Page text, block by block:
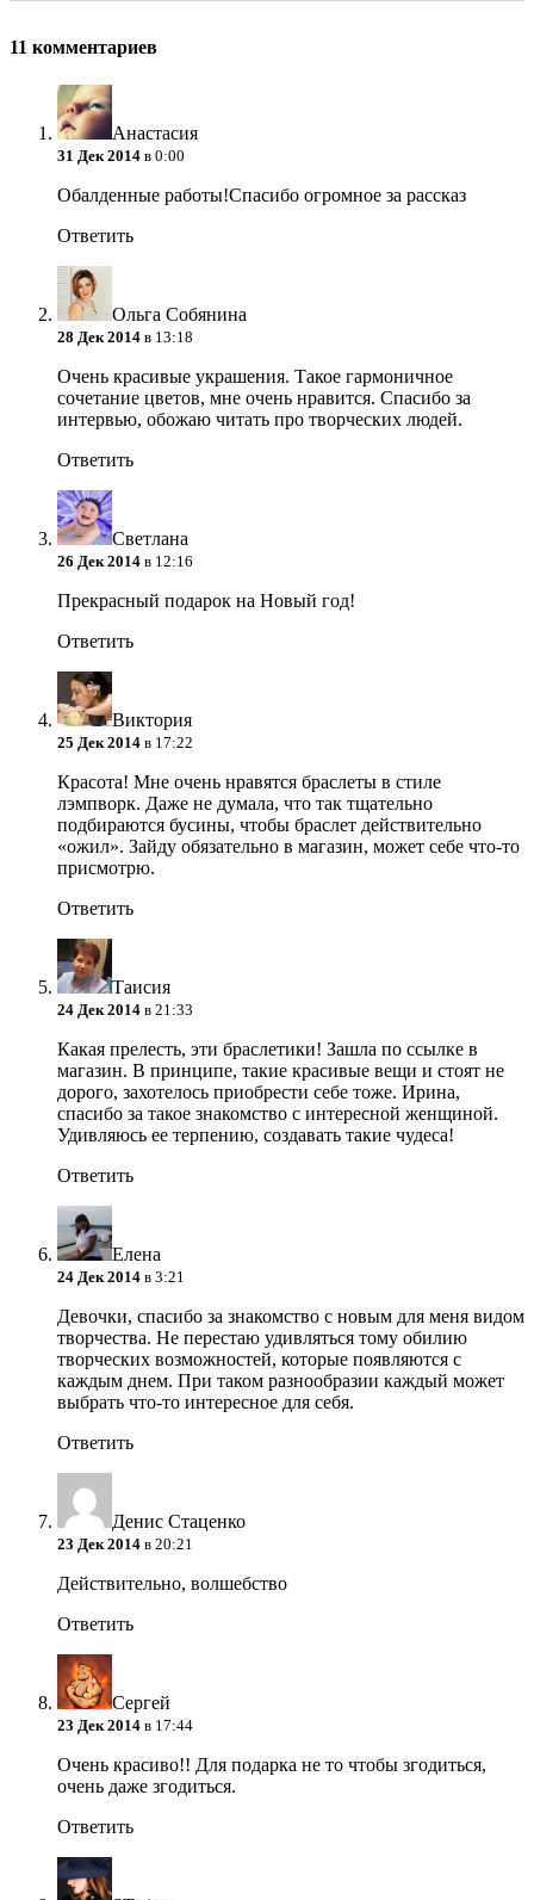
11 комментариев
Анастасия
31 Дек 2014 в 0:00
Обалденные работы!Спасибо огромное за рассказ
Ответить
Ольга Собянина
28 Дек 2014 в 13:18
Очень красивые украшения. Такое гармоничное
сочетание цветов, мне очень нравится. Спасибо за
интервью, обожаю читать про творческих людей.
Ответить
Светлана
26 Дек 2014 в 12:16
Прекрасный подарок на Новый год!
Ответить
Виктория
25 Дек 2014 в 17:22
Красота! Мне очень нравятся браслеты в стиле
лэмпворк. Даже не думала, что так тщательно
подбираются бусины, чтобы браслет действительно
«ожил». Зайду обязательно в магазин, может себе что-то
присмотрю.
Ответить
Таисия
24 Дек 2014 в 21:33
Какая прелесть, эти браслетики! Зашла по ссылке в
магазин. В принципе, такие красивые вещи и стоят не
дорого, захотелось приобрести себе тоже. Ирина,
спасибо за такое знакомство с интересной женщиной.
Удивляюсь ее терпению, создавать такие чудеса!
Ответить
Елена
24 Дек 2014 в 3:21
Девочки, спасибо за знакомство с новым для меня видом
творчества. Не перестаю удивляться тому обилию
творческих возможностей, которые появляются с
каждым днем. При таком разнообразии каждый может
выбрать что-то интересное для себя.
Ответить
Денис Стаценко
23 Дек 2014 в 20:21
Действительно, волшебство
Ответить
Сергей
23 Дек 2014 в 17:44
Очень красиво!! Для подарка не то чтобы згодиться,
очень даже згодиться.
Ответить